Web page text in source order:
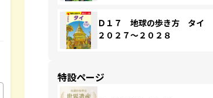
Ｄ１７ 地球の歩き方 タイ
２０２７～２０２８
特設ページ